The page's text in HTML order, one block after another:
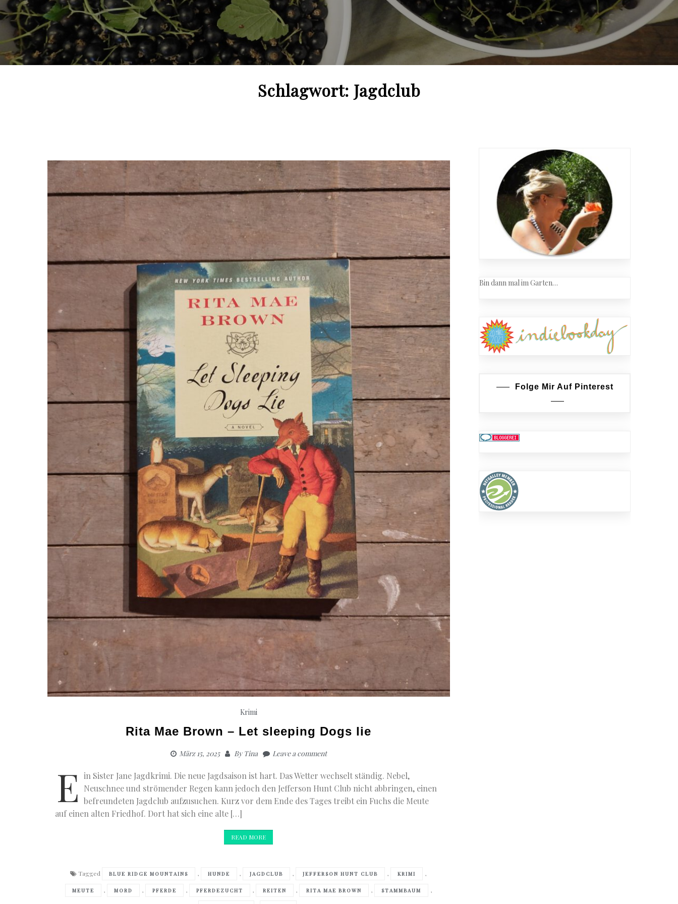
Schlagwort: Jagdclub
Krimi
Rita Mae Brown – Let sleeping Dogs lie
März 15, 2025 ByTina Leave a comment
E in Sister Jane Jagdkrimi. Die neue Jagdsaison ist hart. Das Wetter wechselt ständig. Nebel,
Neuschnee und strömender Regen kann jedoch den Jefferson Hunt Club nicht abbringen, einen
befreundeten Jagdclub aufzusuchen. Kurz vor dem Ende des Tages treibt ein Fuchs die Meute
auf einen alten Friedhof. Dort hat sich eine alte […]
READ MORE
Tagged BLUE RIDGE MOUNTAINS , HUNDE , JAGDCLUB , JEFFERSON HUNT CLUB , KRIMI ,
MEUTE , MORD , PFERDE , PFERDEZUCHT , REITEN , RITA MAE BROWN , STAMMBAUM ,
Bin dann mal im Garten…
Folge Mir Auf Pinterest